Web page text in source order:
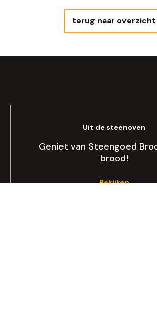
terug naar overzicht
Geniet van Steengoed
brood!
Uit de steenoven
Bekijken